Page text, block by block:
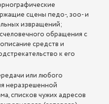
сцены педо-, зоо- и
извращений;
обращения с
средств и
к его
или любого
неразрешенной
списков чужих адресов